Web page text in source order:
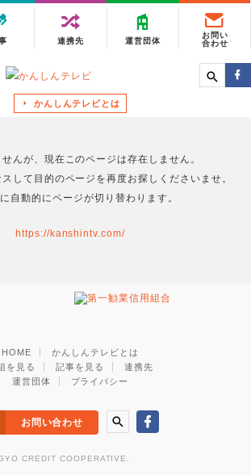
連携先 運営団体
お問い
合わせ
かんしんテレビとは
んが、現在このページは存在しません。
して目的のページを再度お探しくださいませ。
自動的にページが切り替わります。
https://kanshintv.com/
HOME
かんしんテレビとは
を見る
記事を見る
連携先
運営団体
プライバシー
お問い合わせ
CREDIT COOPERATIVE.